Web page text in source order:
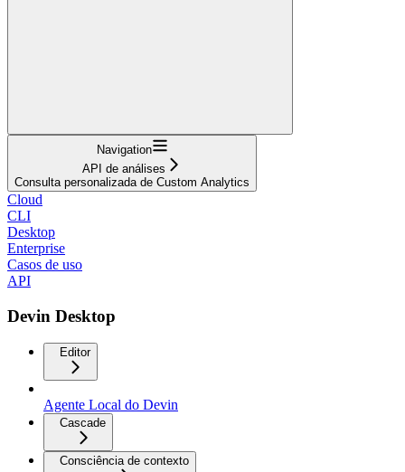
Navigation
API de análises
Consulta personalizada de Custom Analytics
Cloud
CLI
Desktop
Enterprise
Casos de uso
API
Devin Desktop
Editor
Agente Local do Devin
Cascade
Consciência de contexto